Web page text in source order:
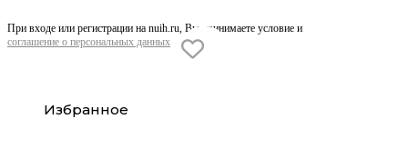
При входе или регистрации на nuih.ru, Вы принимаете условие и
соглашение о персональных данных
Избранное